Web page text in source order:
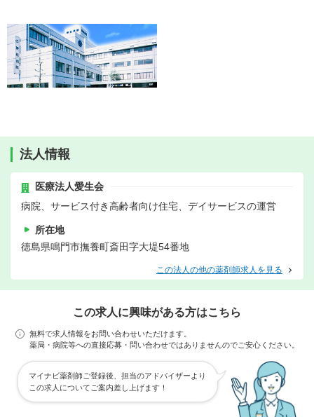
法人情報
医療法人愛生会
病院、サービス付き高齢者向け住宅、デイサービスの運営
所在地
徳島県鳴門市撫養町斎田字大堤54番地
この法人の他の薬剤師求人を見る
この求人に興味がある方はこちら
無料で求人情報をお問い合わせいただけます。
薬局・病院等への直接応募・問い合わせではありませんのでご安心ください。
マイナビ薬剤師ご登録後、担当のアドバイザーより
この求人についてご案内差し上げます！